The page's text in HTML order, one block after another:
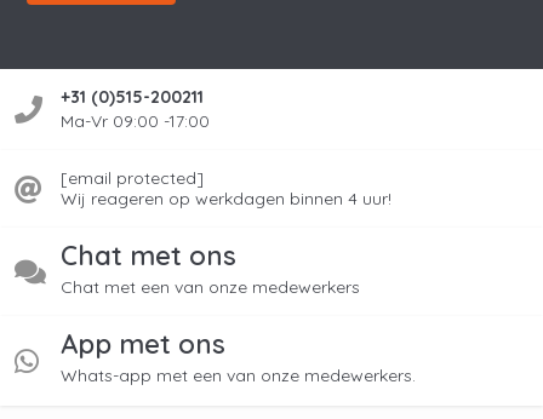
+31 (0)515-200211
Ma-Vr 09:00 -17:00
[email protected]
Wij reageren op werkdagen binnen 4 uur!
Chat met ons
Chat met een van onze medewerkers
App met ons
Whats-app met een van onze medewerkers.